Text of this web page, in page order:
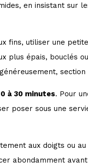
en insistant sur
fins, utiliser une
plus épais, bouclés
section
à 30 minutes. Pour
poser sous une
aux doigts ou
abondamment